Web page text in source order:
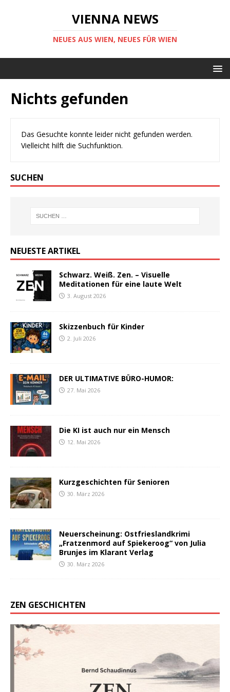
VIENNA NEWS
NEUES AUS WIEN, NEUES FÜR WIEN
Nichts gefunden
Das Gesuchte konnte leider nicht gefunden werden.
Vielleicht hilft die Suchfunktion.
SUCHEN
NEUESTE ARTIKEL
Schwarz. Weiß. Zen. – Visuelle
Meditationen für eine laute Welt
3. August 2026
Skizzenbuch für Kinder
2. Juli 2026
DER ULTIMATIVE BÜRO-HUMOR:
27. Mai 2026
Die KI ist auch nur ein Mensch
12. Mai 2026
Kurzgeschichten für Senioren
30. März 2026
Neuerscheinung: Ostfrieslandkrimi
„Fratzenmord auf Spiekeroog“ von Julia
Brunjes im Klarant Verlag
30. März 2026
ZEN GESCHICHTEN